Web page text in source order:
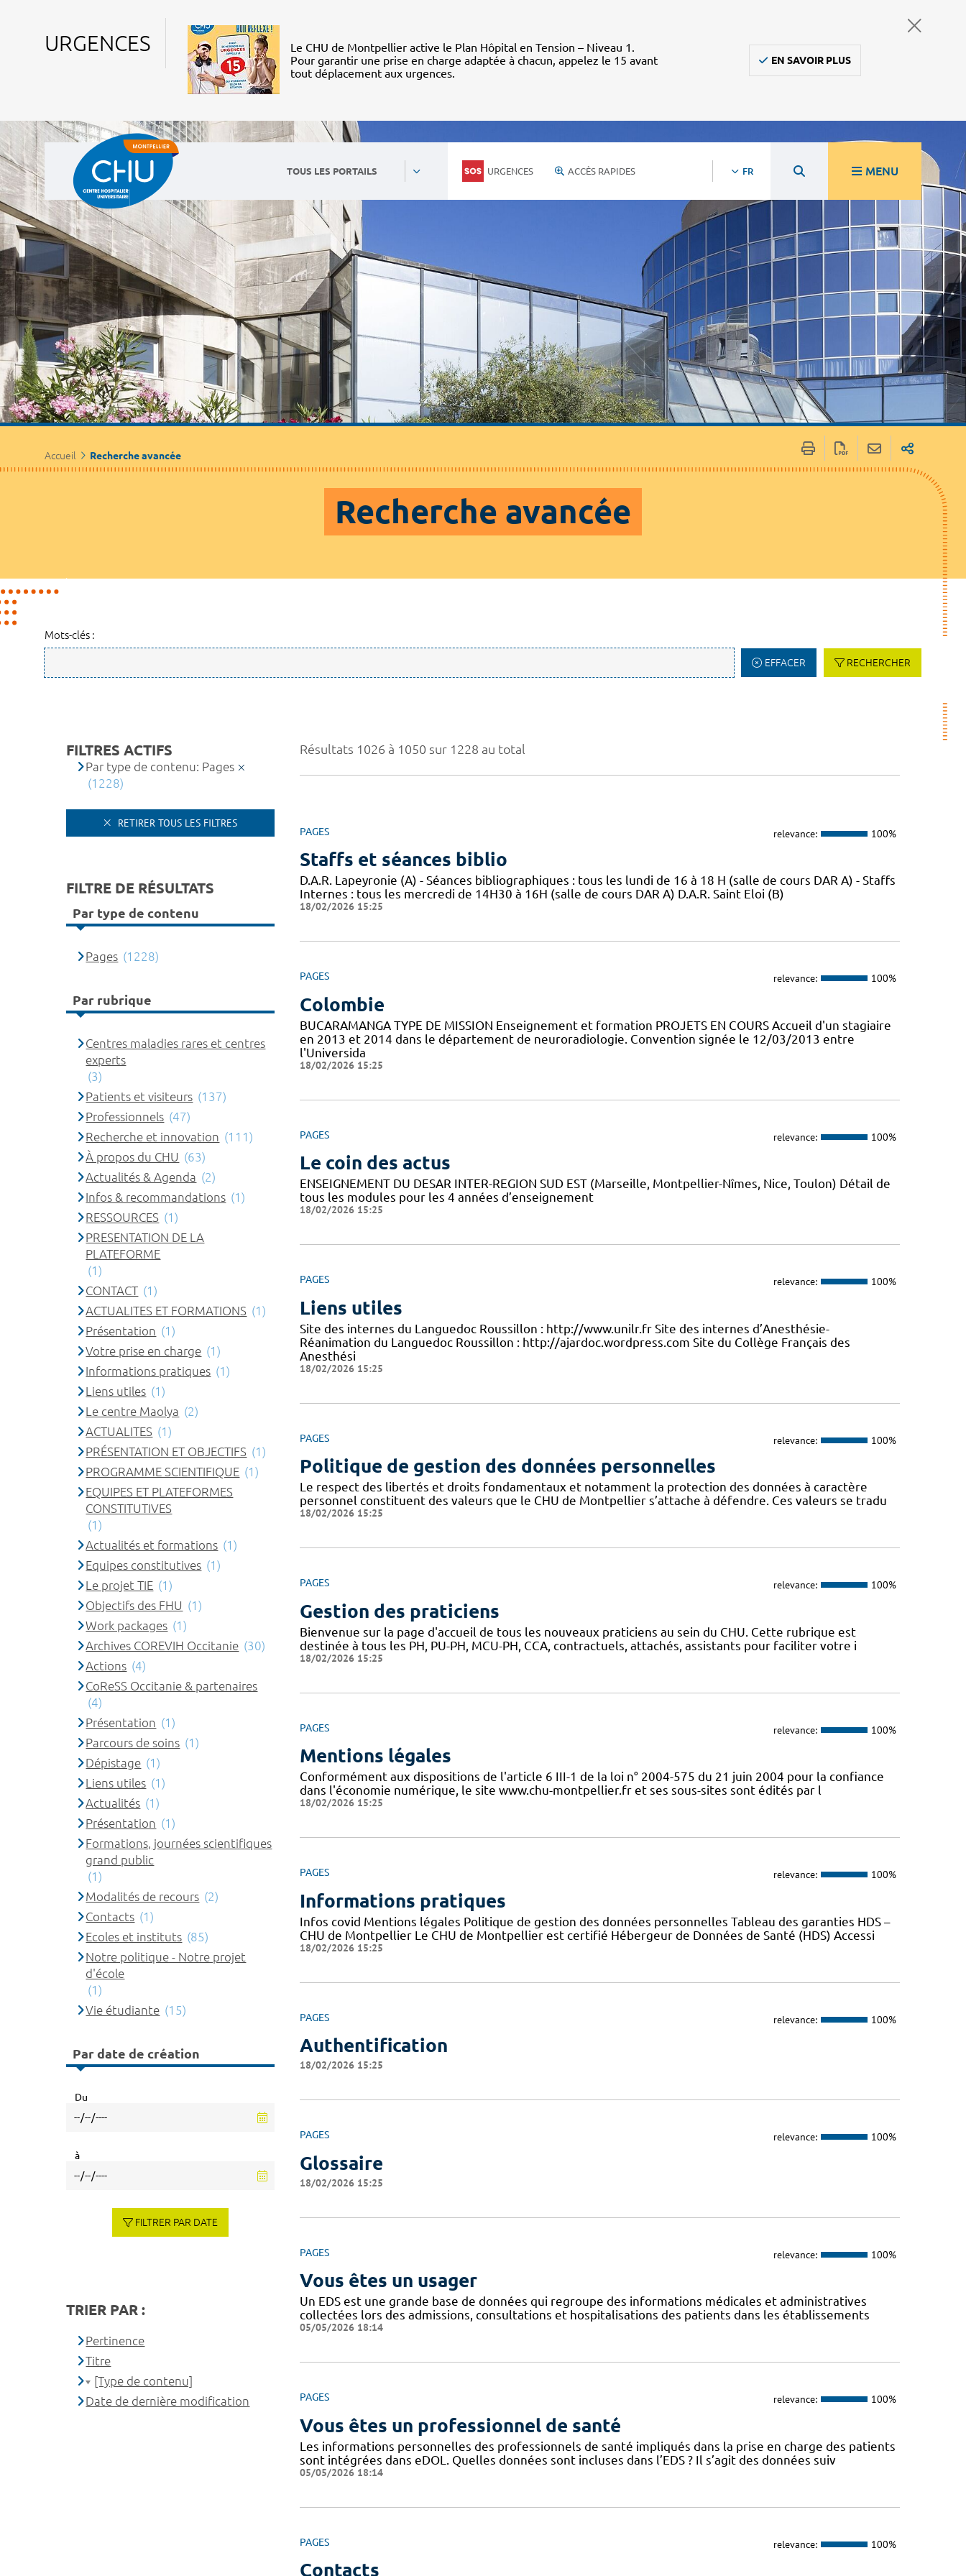
URGENCES
Le CHU de Montpellier active le Plan Hôpital en Tension – Niveau 1.
Pour garantir une prise en charge adaptée à chacun, appelez le 15 avant
tout déplacement aux urgences.
EN SAVOIR PLUS
TOUS LES PORTAILS URGENCES ACCÈS RAPIDES FR MENU
Accueil Recherche avancée
Recherche avancée
Mots-clés :
EFFACER RECHERCHER
Résultats 1026 à 1050 sur 1228 au total
PAGES relevance: 100%
Staffs et séances biblio
D.A.R. Lapeyronie (A) - Séances bibliographiques : tous les lundi de 16 à 18 H (salle de cours DAR A) - Staffs
Internes : tous les mercredi de 14H30 à 16H (salle de cours DAR A) D.A.R. Saint Eloi (B)
18/02/2026 15:25
PAGES relevance: 100%
Colombie
BUCARAMANGA TYPE DE MISSION Enseignement et formation PROJETS EN COURS Accueil d'un stagiaire
en 2013 et 2014 dans le département de neuroradiologie. Convention signée le 12/03/2013 entre
l'Universida
18/02/2026 15:25
PAGES relevance: 100%
Le coin des actus
ENSEIGNEMENT DU DESAR INTER-REGION SUD EST (Marseille, Montpellier-Nîmes, Nice, Toulon) Détail de
tous les modules pour les 4 années d’enseignement
18/02/2026 15:25
PAGES relevance: 100%
Liens utiles
Site des internes du Languedoc Roussillon : http://www.unilr.fr Site des internes d’Anesthésie-
Réanimation du Languedoc Roussillon : http://ajardoc.wordpress.com Site du Collège Français des
Anesthési
18/02/2026 15:25
PAGES relevance: 100%
Politique de gestion des données personnelles
Le respect des libertés et droits fondamentaux et notamment la protection des données à caractère
personnel constituent des valeurs que le CHU de Montpellier s’attache à défendre. Ces valeurs se tradu
18/02/2026 15:25
PAGES relevance: 100%
Gestion des praticiens
Bienvenue sur la page d'accueil de tous les nouveaux praticiens au sein du CHU. Cette rubrique est
destinée à tous les PH, PU-PH, MCU-PH, CCA, contractuels, attachés, assistants pour faciliter votre i
18/02/2026 15:25
PAGES relevance: 100%
Mentions légales
Conformément aux dispositions de l'article 6 III-1 de la loi n° 2004-575 du 21 juin 2004 pour la confiance
dans l'économie numérique, le site www.chu-montpellier.fr et ses sous-sites sont édités par l
18/02/2026 15:25
PAGES relevance: 100%
Informations pratiques
Infos covid Mentions légales Politique de gestion des données personnelles Tableau des garanties HDS –
CHU de Montpellier Le CHU de Montpellier est certifié Hébergeur de Données de Santé (HDS) Accessi
18/02/2026 15:25
PAGES relevance: 100%
Authentification
18/02/2026 15:25
PAGES relevance: 100%
Glossaire
18/02/2026 15:25
PAGES relevance: 100%
Vous êtes un usager
Un EDS est une grande base de données qui regroupe des informations médicales et administratives
collectées lors des admissions, consultations et hospitalisations des patients dans les établissements
05/05/2026 18:14
PAGES relevance: 100%
Vous êtes un professionnel de santé
Les informations personnelles des professionnels de santé impliqués dans la prise en charge des patients
sont intégrées dans eDOL. Quelles données sont incluses dans l’EDS ? Il s’agit des données suiv
05/05/2026 18:14
PAGES relevance: 100%
Contacts
FILTRES ACTIFS
Par type de contenu: Pages
(1228)
RETIRER TOUS LES FILTRES
FILTRE DE RÉSULTATS
Par type de contenu
Pages (1228)
Par rubrique
Centres maladies rares et centres
experts
(3)
Patients et visiteurs (137)
Professionnels (47)
Recherche et innovation (111)
À propos du CHU (63)
Actualités & Agenda (2)
Infos & recommandations (1)
RESSOURCES (1)
PRESENTATION DE LA
PLATEFORME
(1)
CONTACT (1)
ACTUALITES ET FORMATIONS (1)
Présentation (1)
Votre prise en charge (1)
Informations pratiques (1)
Liens utiles (1)
Le centre Maolya (2)
ACTUALITES (1)
PRÉSENTATION ET OBJECTIFS (1)
PROGRAMME SCIENTIFIQUE (1)
EQUIPES ET PLATEFORMES
CONSTITUTIVES
(1)
Actualités et formations (1)
Equipes constitutives (1)
Le projet TIE (1)
Objectifs des FHU (1)
Work packages (1)
Archives COREVIH Occitanie (30)
Actions (4)
CoReSS Occitanie & partenaires
(4)
Présentation (1)
Parcours de soins (1)
Dépistage (1)
Liens utiles (1)
Actualités (1)
Présentation (1)
Formations, journées scientifiques
grand public
(1)
Modalités de recours (2)
Contacts (1)
Ecoles et instituts (85)
Notre politique - Notre projet
d'école
(1)
Vie étudiante (15)
Par date de création
Du
à
FILTRER PAR DATE
TRIER PAR :
Pertinence
Titre
[Type de contenu]
Date de dernière modification